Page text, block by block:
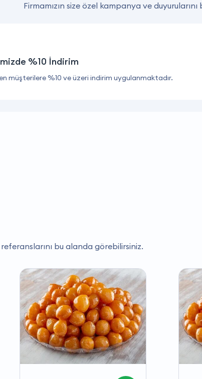
Firmamızın size özel kampanya ve
%10 İndirim
müşterilere %10 ve üzeri indirim uygulanmaktadır.
bu alanda görebilirsiniz.